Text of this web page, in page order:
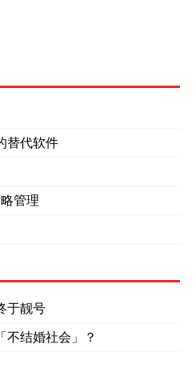
替代软件
管理
于靓号
不结婚社会」？